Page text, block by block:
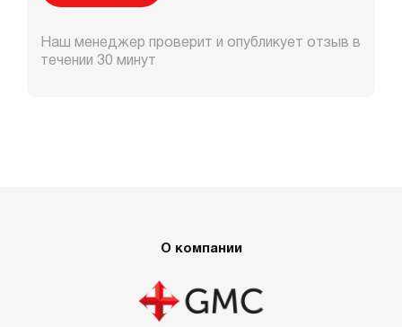
Наш менеджер проверит и опубликует отзыв в
течении 30 минут
О компании